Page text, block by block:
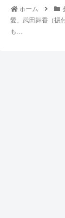
ホーム
愛、武田舞香（振
も…